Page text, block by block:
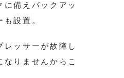
に備えバックアッ
設置。
レッサーが故障し
りませんからこ